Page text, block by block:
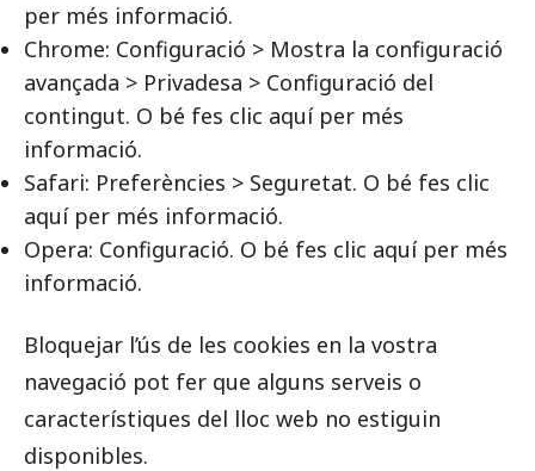
per més informació.
Chrome: Configuració > Mostra la configuració
avançada > Privadesa > Configuració del
contingut. O bé fes clic aquí per més
informació.
Safari: Preferències > Seguretat. O bé fes clic
aquí per més informació.
Opera: Configuració. O bé fes clic aquí per més
informació.
Bloquejar l’ús de les cookies en la vostra
navegació pot fer que alguns serveis o
característiques del lloc web no estiguin
disponibles.